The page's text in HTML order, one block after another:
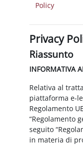
Policy
Privacy
Riassunto
INFORMATIVA
Relativa al
piattaforma e-
Regolamento
“Regolamento
seguito
in materia di